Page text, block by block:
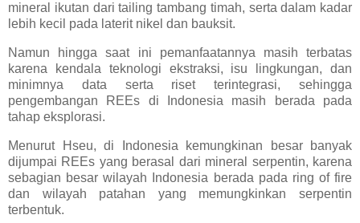
mineral ikutan dari tailing tambang timah, serta dalam kadar
lebih kecil pada laterit nikel dan bauksit.
Namun hingga saat ini pemanfaatannya masih terbatas
karena kendala teknologi ekstraksi, isu lingkungan, dan
minimnya data serta riset terintegrasi, sehingga
pengembangan REEs di Indonesia masih berada pada
tahap eksplorasi.
Menurut Hseu, di Indonesia kemungkinan besar banyak
dijumpai REEs yang berasal dari mineral serpentin, karena
sebagian besar wilayah Indonesia berada pada ring of fire
dan wilayah patahan yang memungkinkan serpentin
terbentuk.